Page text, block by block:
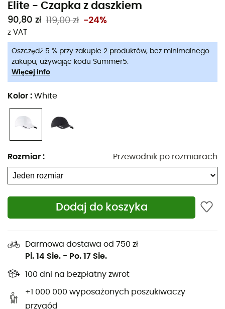
Elite - Czapka z daszkiem
90,80 zł 119,00 zł -24%
z VAT
Oszczędź 5 % przy zakupie 2 produktów, bez minimalnego
zakupu, używając kodu Summer5.
Więcej info
Kolor : White
Rozmiar : Przewodnik po rozmiarach
Dodaj do koszyka
Darmowa dostawa od 750 zł
Pi. 14 Sie. - Po. 17 Sie.
100 dni na bezpłatny zwrot
+1 000 000 wyposażonych poszukiwaczy
przygód
sprawia, że jest
ultraprzewiewna.Elastan
pozwala czapceElitedopasować się do głowy, aby była
jak najbardziej komfortowa. Elementy odblaskowe
podczas nocnego biegania.
Szybkie odprowadzanie potu na zewnątrz
Zakrzywiony daszek
Lekka i ergonomiczna
Odporna na ścieranie